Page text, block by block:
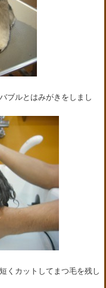
ブルとはみがきをしまし
くカットしてまつ毛を残し